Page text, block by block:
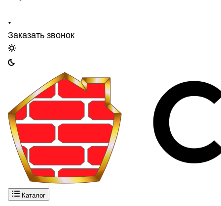
Заказать звонок
Каталог